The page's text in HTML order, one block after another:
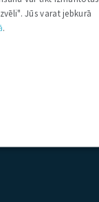
Jūs varat jebkurā
.